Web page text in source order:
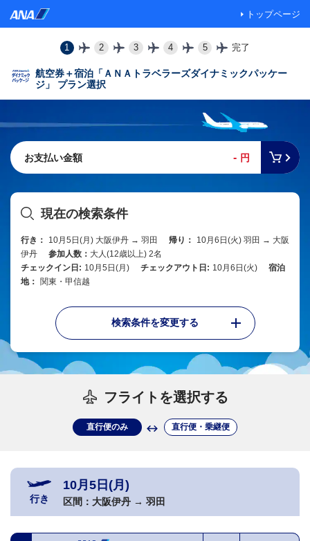
トップページ
1 2 3 4 5 完了
航空券＋宿泊「ＡＮＡトラベラーズダイナミックパッケー
ジ」 プラン選択
お支払い金額 - 円
現在の検索条件
行き： 10月5日(月) 大阪伊丹 → 羽田 帰り：
10月6日(火) 羽田 → 大阪
伊丹
参加人数： 大人(12歳以上) 2名
チェックイン日: 10月5日(月) チェックアウト日: 10月6日(火)
宿泊
地：
関東・甲信越
検索条件を変更する
フライトを選択する
直行便のみ 直行便・乗継便
行き
10月5日(月)
区間： 大阪伊丹 → 羽田